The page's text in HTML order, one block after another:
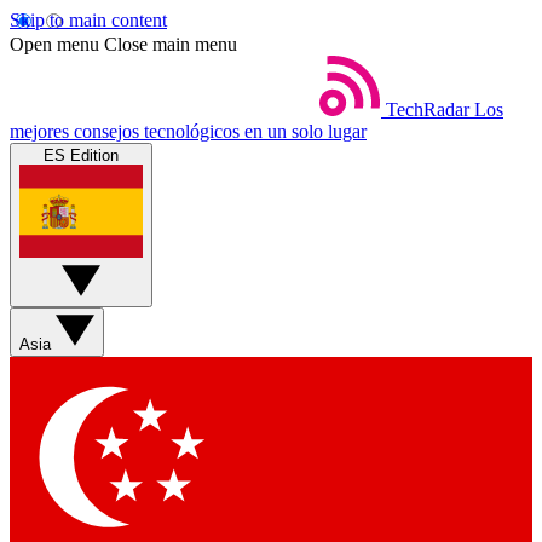
Skip to main content
Open menu Close main menu
TechRadar Los
mejores consejos tecnológicos en un solo lugar
ES Edition
Asia